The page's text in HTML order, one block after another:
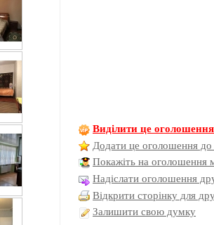
Виділити це оголошення
Додати це оголошення до
Покажіть на оголошення
Надіслати оголошення
Відкрити сторінку для
Залишити свою думку